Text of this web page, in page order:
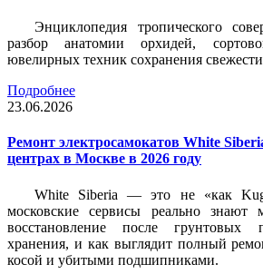
Энциклопедия тропического
разбор анатомии орхидей,
ювелирных техник сохранения свежести
Подробнее
23.06.2026
Ремонт электросамокатов White
центрах в Москве в 2026 году
White Siberia — это не «как
московские сервисы реально знают
восстановление после грунтовых
хранения, и как выглядит полный
косой и убитыми подшипниками.